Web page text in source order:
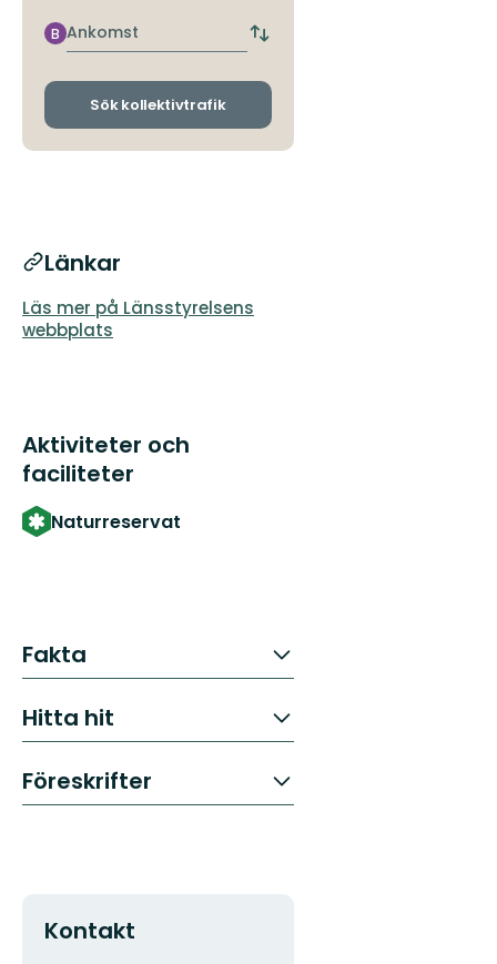
hållplats
Ankomst
B
Byt
och
Sök kollektivtrafik
Länkar
Läs mer på Länsstyrelsens
webbplats
Aktiviteter och
faciliteter
Naturreservat
Fakta
Hitta hit
Föreskrifter
Kontakt